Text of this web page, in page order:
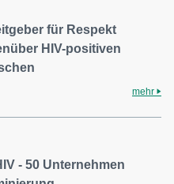
für Respekt
HIV-positiven
mehr
- 50 Unternehmen